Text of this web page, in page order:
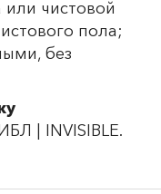
чистовой
пола;
без
| INVISIBLE.